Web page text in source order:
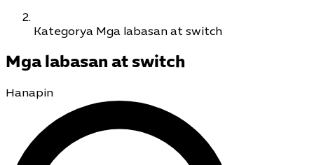
Kategorya Mga labasan at switch
Mga labasan at switch
Hanapin